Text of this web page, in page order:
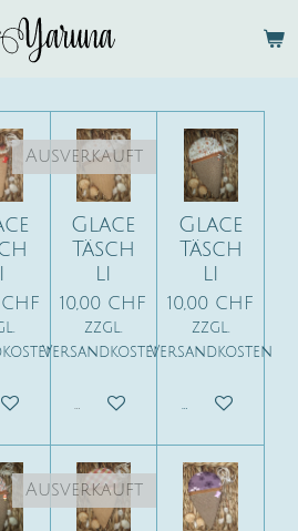
Warenkorb
Ausverkauft
Glace
Täsch
li
10,00 CHF
zzgl.
Versandkosten
Ausverkauft
Glace
Täsch
li
10,00 CHF
zzgl.
Versandkosten
In den
Ausverkauft